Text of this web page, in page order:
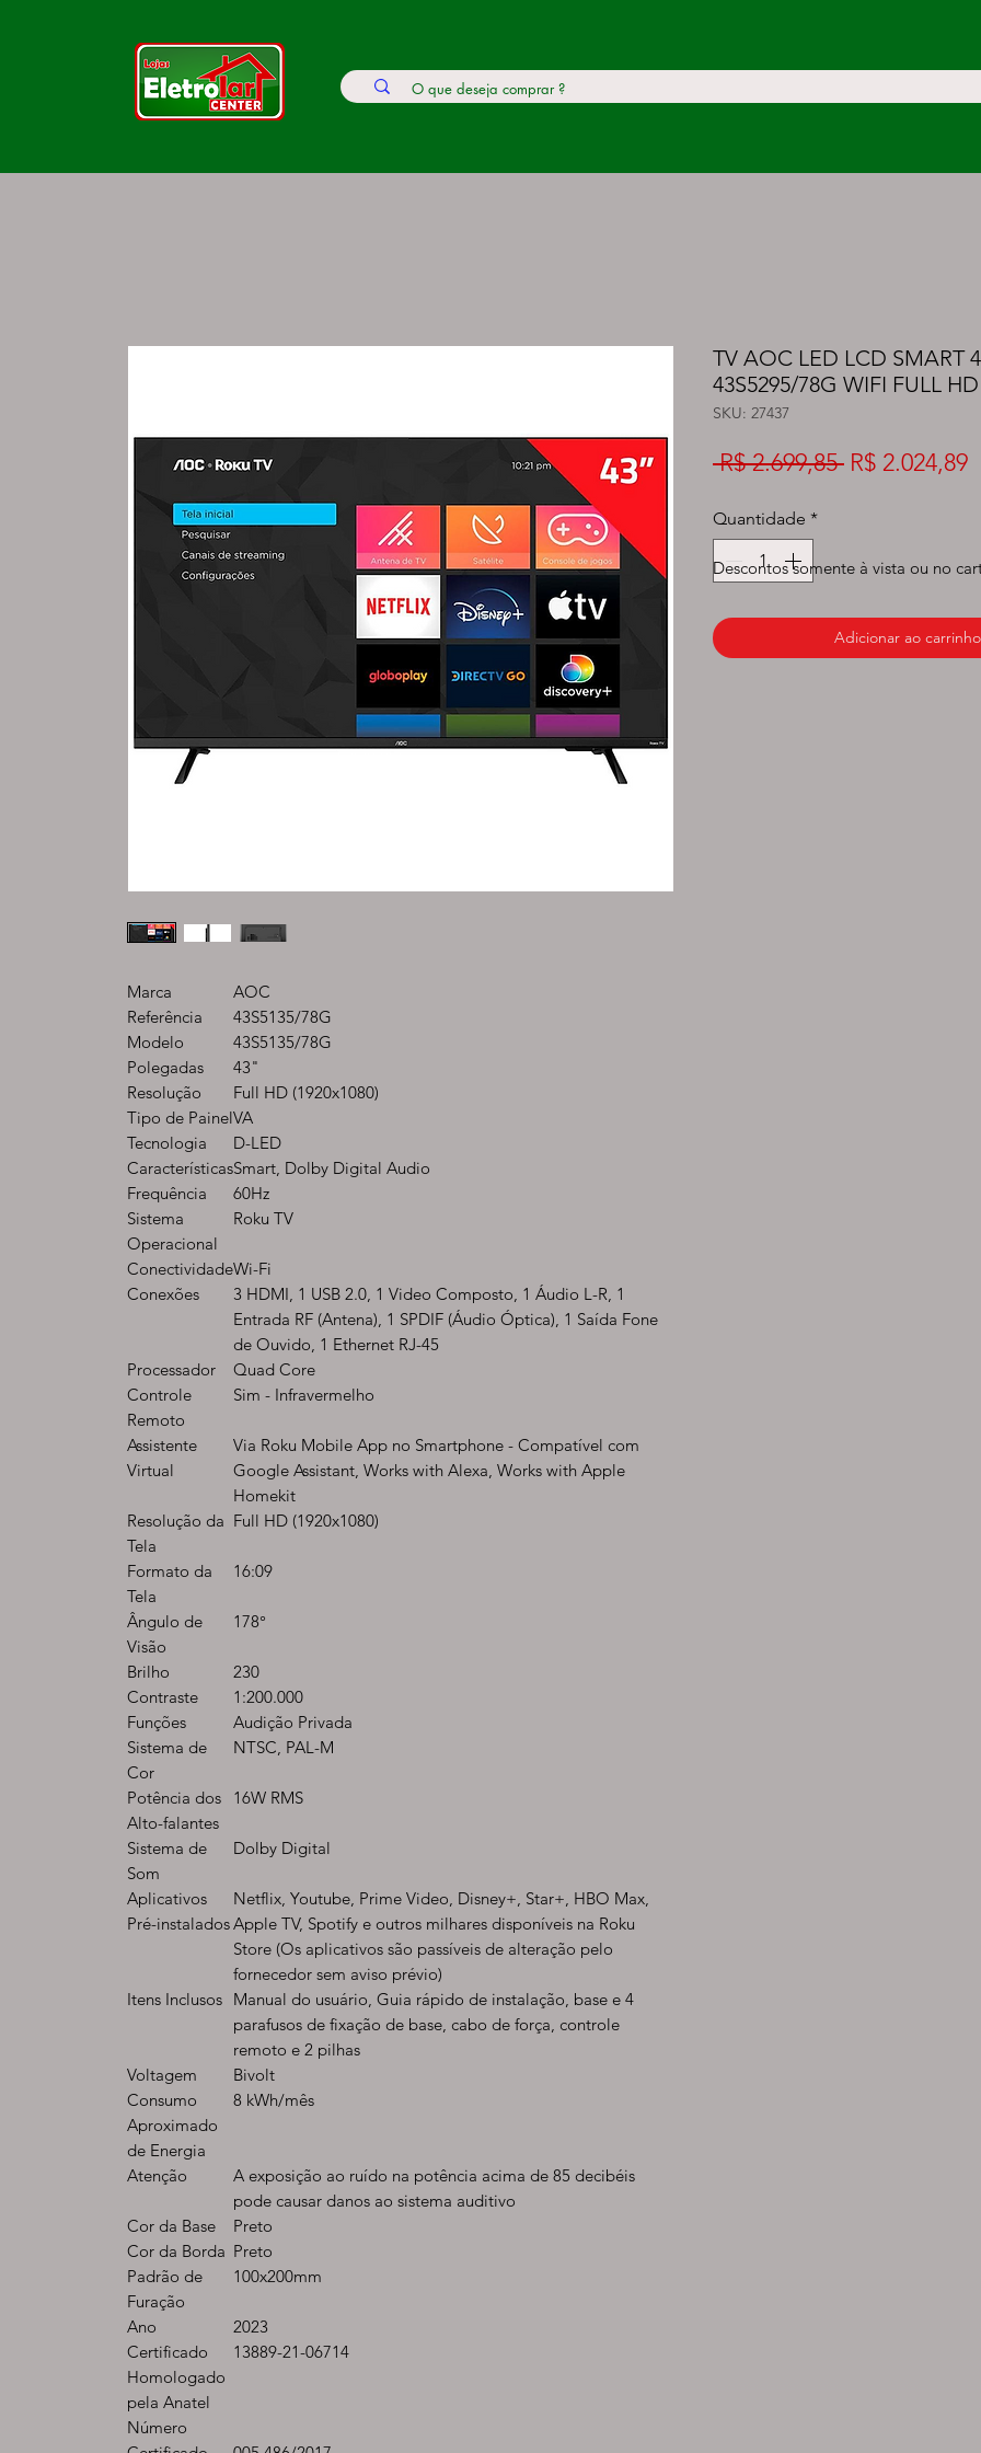
Marca
AOC
Referência
43S5135/78G
Modelo
43S5135/78G
Polegadas
43"
Resolução
Full HD (1920x1080)
Tipo de PainelVA
Tecnologia
D-LED
CaracterísticasSmart, Dolby Digital Audio
Frequência
60Hz
Sistema
Operacional
Roku TV
ConectividadeWi-Fi
Conexões
3 HDMI, 1 USB 2.0, 1 Video Composto, 1 Áudio L-R, 1
Entrada RF (Antena), 1 SPDIF (Áudio Óptica), 1 Saída Fone
de Ouvido, 1 Ethernet RJ-45
Processador
Quad Core
Controle
Remoto
Sim - Infravermelho
Assistente
Virtual
Via Roku Mobile App no Smartphone - Compatível com
Google Assistant, Works with Alexa, Works with Apple
Homekit
Resolução da
Tela
Full HD (1920x1080)
Formato da
Tela
16:09
Ângulo de
Visão
178°
Brilho
230
Contraste
1:200.000
Funções
Audição Privada
Sistema de
Cor
NTSC, PAL-M
Potência dos
Alto-falantes
16W RMS
Sistema de
Som
Dolby Digital
Aplicativos
Pré-instalados
Netflix, Youtube, Prime Video, Disney+, Star+, HBO Max,
Apple TV, Spotify e outros milhares disponíveis na Roku
Store (Os aplicativos são passíveis de alteração pelo
fornecedor sem aviso prévio)
Itens Inclusos Manual do usuário, Guia rápido de instalação, base e 4
parafusos de fixação de base, cabo de força, controle
remoto e 2 pilhas
Voltagem
Bivolt
Consumo
Aproximado
de Energia
8 kWh/mês
Atenção
A exposição ao ruído na potência acima de 85 decibéis
pode causar danos ao sistema auditivo
Cor da Base
Preto
Cor da Borda Preto
Padrão de
Furação
100x200mm
Ano
2023
Certificado
Homologado
pela Anatel
Número
13889-21-06714
TV AOC LED LCD SMART
43S5295/78G WIFI FULL
SKU: 27437
R$ 2.699,85 Preço
R$ 2.024,89
Quantidade *
Adicionar ao carrinho
Descontos somente à vista ou no